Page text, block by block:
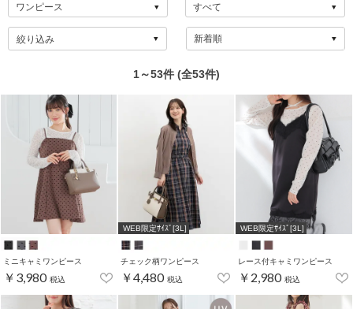
絞り込み
1～53件 (全53件)
ミニキャミワンピース
￥3,980 税込
WEB限定ｻｲｽﾞ[3L]
チェック柄ワンピース
￥4,480 税込
WEB限定ｻｲｽﾞ[3L]
レース付キャミワンピース
￥2,980 税込